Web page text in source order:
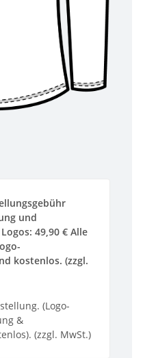
und
49,90 € Alle
kostenlos. (zzgl.
(Logo-
&
(zzgl. MwSt.)